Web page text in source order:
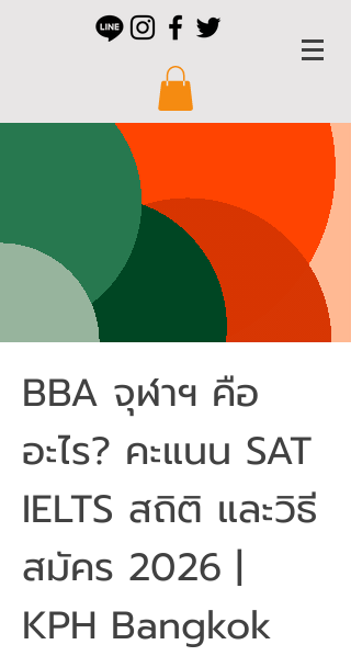
BBA จุฬาฯ คือ
อะไร? คะแนน SAT
IELTS สถิติ และวิธี
สมัคร 2026 |
KPH Bangkok